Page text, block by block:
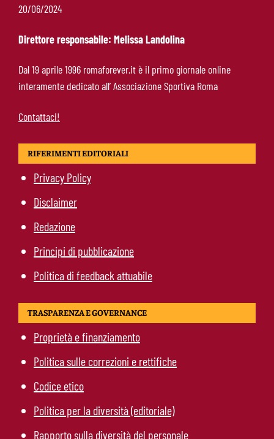
Pellegrini-Roma, rinnovo mai così vicino:
trattativa intensa e firma attesa a breve
20/06/2024
Direttore responsabile: Melissa Landolina
Dal 19 aprile 1996 romaforever.it è il primo giornale online
interamente dedicato all’ Associazione Sportiva Roma
Contattaci!
RIFERIMENTI EDITORIALI
Privacy Policy
Disclaimer
Redazione
Principi di pubblicazione
Politica di feedback attuabile
TRASPARENZA E GOVERNANCE
Proprietà e finanziamento
Politica sulle correzioni e rettifiche
Codice etico
Politica per la diversità (editoriale)
Rapporto sulla diversità del personale